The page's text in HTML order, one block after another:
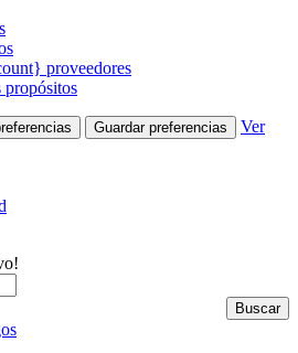
proveedores
propósitos
Guardar preferencias
Ver
Buscar